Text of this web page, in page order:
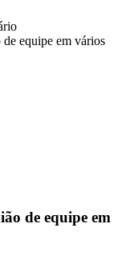
de equipe em vários
de equipe em